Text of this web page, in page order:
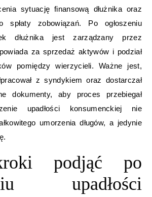
sytuację finansową dłużnika oraz
spłaty zobowiązań. Po ogłoszeniu
dłużnika jest zarządzany przez
za sprzedaż aktywów i podział
pomiędzy wierzycieli. Ważne jest,
z syndykiem oraz dostarczał
dokumenty, aby proces przebiegał
upadłości konsumenckiej nie
umorzenia długów, a jedynie
podjąć po
upadłości